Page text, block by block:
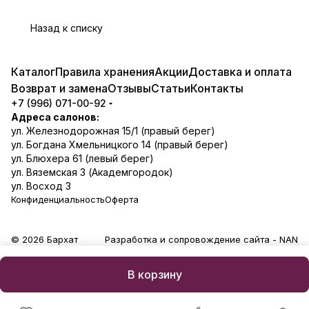
Назад к списку
В корзину
КаталогПравила храненияАкцииДоставка и оплата
Возврат и заменаОтзывыСтатьиКонтакты
+7 (996) 071-00-92
Адреса салонов:
ул. Железнодорожная 15/1 (правый берег)
ул. Богдана Хмельницкого 14 (правый берег)
ул. Блюхера 61 (левый берег)
ул. Вяземская 3 (Академгородок)
ул. Восход 3
КонфиденциальностьОферта
© 2026 Бархат Разработка и сопровождение сайта - NAN